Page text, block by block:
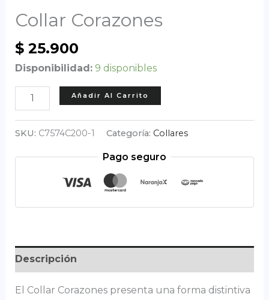
Collar Corazones
$25.900
Disponibilidad: 9 disponibles
Collar
Corazones
cantidad
Añadir Al Carrito
SKU: C7574C200-1 Categoría: Collares
Pago seguro
Descripción
El Collar Corazones presenta una forma distintiva